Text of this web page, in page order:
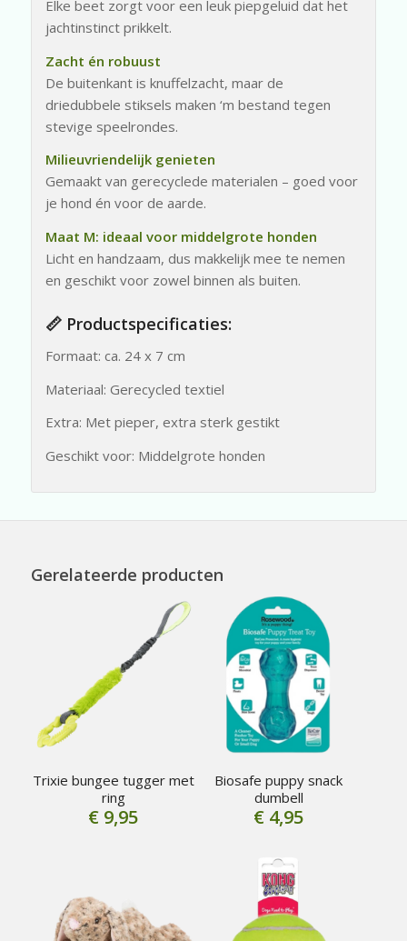
Elke beet zorgt voor een leuk piepgeluid dat het
jachtinstinct prikkelt.
Zacht én robuust
De buitenkant is knuffelzacht, maar de
driedubbele stiksels maken ‘m bestand tegen
stevige speelrondes.
Milieuvriendelijk genieten
Gemaakt van gerecyclede materialen – goed voor
je hond én voor de aarde.
Maat M: ideaal voor middelgrote honden
Licht en handzaam, dus makkelijk mee te nemen
en geschikt voor zowel binnen als buiten.
📏 Productspecificaties:
Formaat: ca. 24 x 7 cm
Materiaal: Gerecycled textiel
Extra: Met pieper, extra sterk gestikt
Geschikt voor: Middelgrote honden
Gerelateerde producten
Trixie bungee tugger met
ring
€ 9,95
Biosafe puppy snack
dumbell
€ 4,95